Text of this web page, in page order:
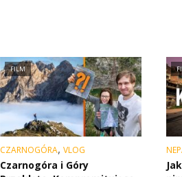
FILM
CZARNOGÓRA, VLOG
Czarnogóra i Góry